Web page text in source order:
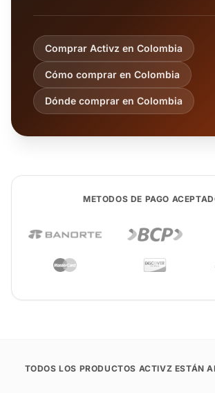
Comprar Activz en Colombia
Cómo comprar en Colombia
Dónde comprar en Colombia
METODOS DE PAGO
TODOS LOS PRODUCTOS ACTIVZ ESTÁN